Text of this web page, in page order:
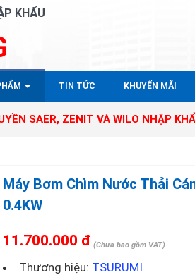
KHẨU
TIN TỨC KHUYẾN MÃI
ZENIT VÀ WILO NHẬP KHẨU
Máy Bơm Chìm Nước Thải
0.4KW
11.700.000 đ (Chưa bao gồm VAT)
Thương hiệu: TSURUMI